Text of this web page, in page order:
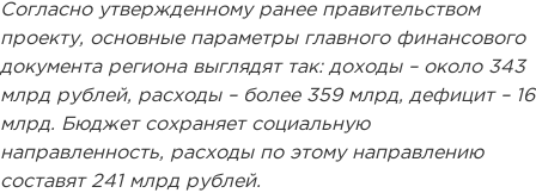
Согласно утвержденному ранее правительством
проекту, основные параметры главного финансового
документа региона выглядят так: доходы – около 343
млрд рублей, расходы – более 359 млрд, дефицит – 16
млрд. Бюджет сохраняет социальную
направленность, расходы по этому направлению
составят 241 млрд рублей.